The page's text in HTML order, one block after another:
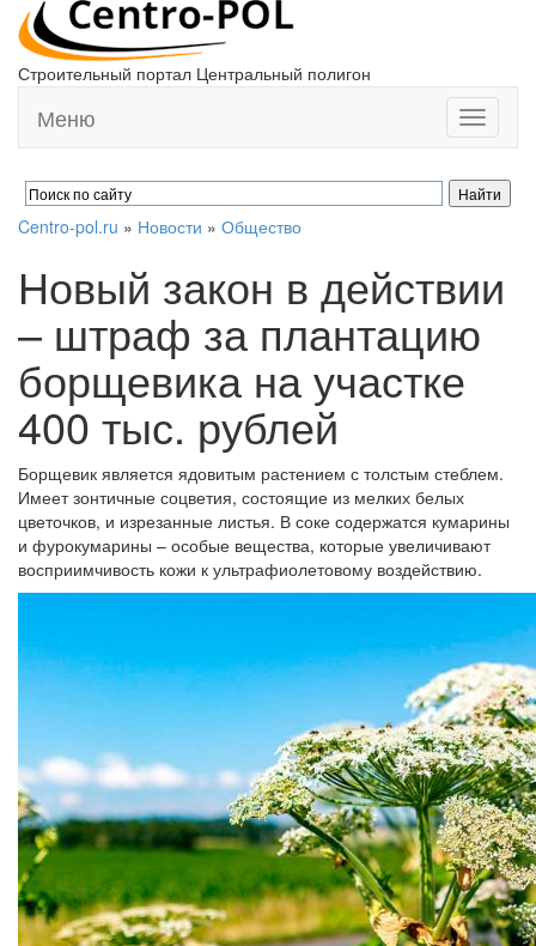
Строительный портал Центральный полигон
Toggle
Меню
Centro-pol.ru » Новости » Общество
Новый закон в действии
– штраф за плантацию
борщевика на участке
400 тыс. рублей
Борщевик является ядовитым растением с толстым стеблем.
Имеет зонтичные соцветия, состоящие из мелких белых
цветочков, и изрезанные листья. В соке содержатся кумарины
и фурокумарины – особые вещества, которые увеличивают
восприимчивость кожи к ультрафиолетовому воздействию.